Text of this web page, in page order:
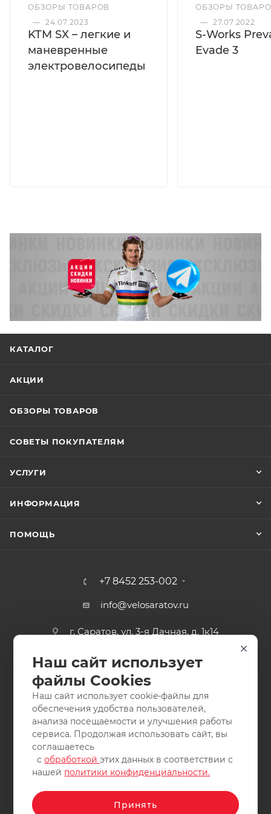
ОБЗОРЫ ТОВАРОВ
— 24.07.2023
KTM SX – легкие и
маневренные
электровелосипеды
ОБЗОРЫ
— 27.07.2022
S-Works
Evade 3
КАТАЛОГ
АКЦИИ
ОБЗОРЫ ТОВАРОВ
СОВЕТЫ ПОКУПАТЕЛЯМ
УСЛУГИ
ИНФОРМАЦИЯ
ПОМОЩЬ
+7 8452 253-002
info@velosaratov.ru
г. Саратов, ул. 3-я Дачная, д. 1к14
2011-2026 © интернет-магазин спортивных товаров
ВелоСаратов. Не является публичной офертой. Все права
защищены. Заимствование материалов и фотографий
запрещено.
Наш сайт использует
файлы Cookies
Наш сайт использует cookie-файлы для
обеспечения удобства пользователей,
анализа посещаемости и улучшения работы
сервиса. Продолжая использовать сайт, вы
соглашаетесь
собработкойэтих данных в соответствии с
нашей политики конфиденциальности.
Принять